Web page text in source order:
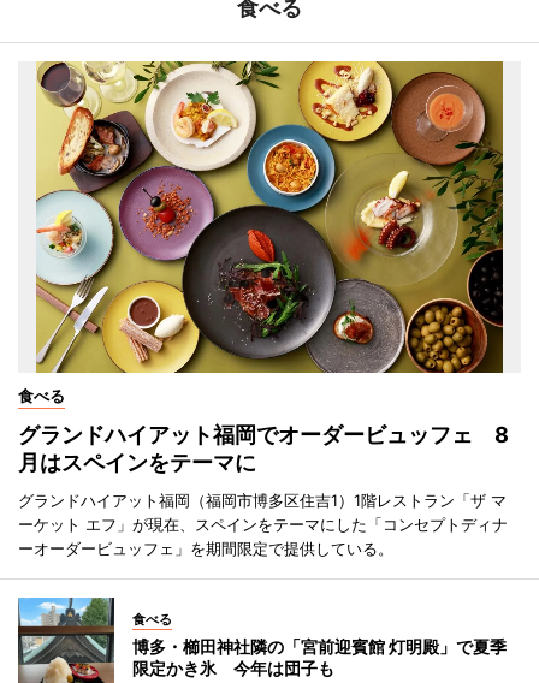
食べる
食べる
グランドハイアット福岡でオーダービュッフェ 8
月はスペインをテーマに
グランドハイアット福岡（福岡市博多区住吉1）1階レストラン「ザ マ
ーケット エフ」が現在、スペインをテーマにした「コンセプトディナ
ーオーダービュッフェ」を期間限定で提供している。
食べる
博多・櫛田神社隣の「宮前迎賓館 灯明殿」で夏季
限定かき氷 今年は団子も